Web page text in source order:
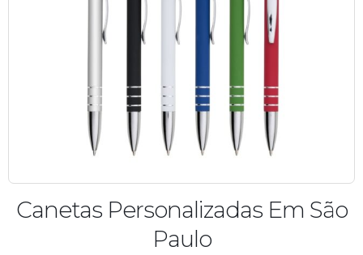
Canetas Personalizadas Em São
Paulo